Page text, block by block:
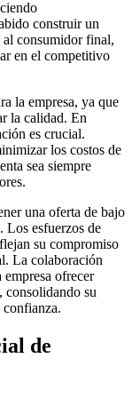
construir un
al consumidor final,
en el competitivo
la empresa, ya que
la calidad. En
es crucial.
los costos de
sea siempre
una oferta de bajo
Los esfuerzos de
su compromiso
La colaboración
ofrecer
consolidando su
de